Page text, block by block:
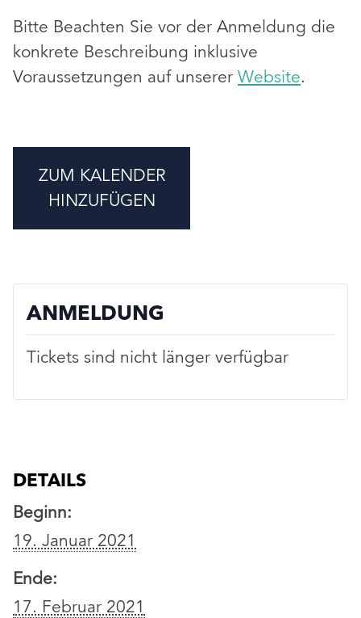
Bitte Beachten Sie vor der Anmeldung die
konkrete Beschreibung inklusive
Voraussetzungen auf unserer Website.
ZUM KALENDER
HINZUFÜGEN
DETAILS
Beginn:
19. Januar 2021
Ende:
17. Februar 2021
ANMELDUNG
Tickets sind nicht länger verfügbar